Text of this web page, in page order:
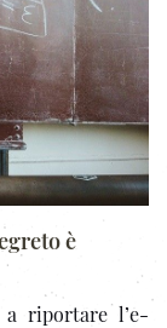
è
a riportare l’e-